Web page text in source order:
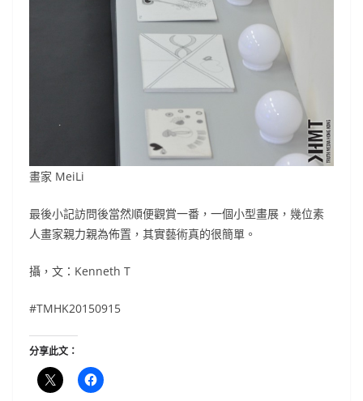
畫家 MeiLi
最後小記訪問後當然順便觀賞一番，一個小型畫展，幾位素
人畫家親力親為佈置，其實藝術真的很簡單。
攝，文：Kenneth T
#TMHK20150915
分享此文：